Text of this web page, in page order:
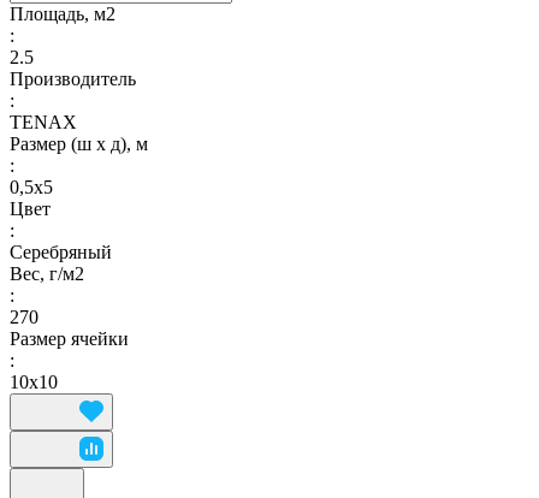
Площадь, м2
:
2.5
Производитель
:
TENAX
Размер (ш х д), м
:
0,5x5
Цвет
:
Серебряный
Вес, г/м2
:
270
Размер ячейки
:
10х10